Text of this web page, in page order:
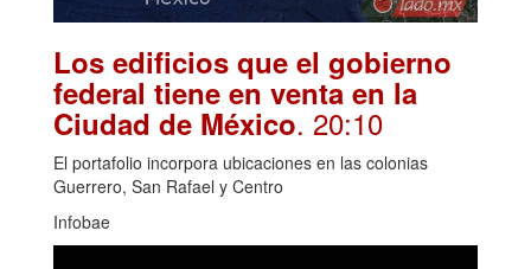
Los edificios que el gobierno
federal tiene en venta en la
Ciudad de México. 20:10
El portafolio incorpora ubicaciones en las colonias
Guerrero, San Rafael y Centro
Infobae